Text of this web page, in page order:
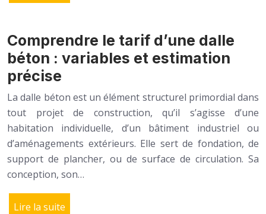
Comprendre le tarif d’une dalle
béton : variables et estimation
précise
La dalle béton est un élément structurel primordial dans
tout projet de construction, qu’il s’agisse d’une
habitation individuelle, d’un bâtiment industriel ou
d’aménagements extérieurs. Elle sert de fondation, de
support de plancher, ou de surface de circulation. Sa
conception, son…
Lire la suite